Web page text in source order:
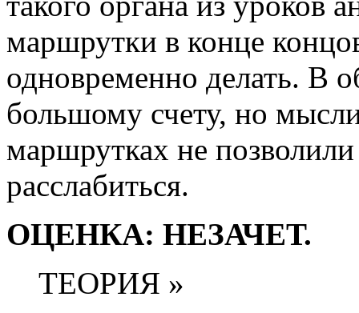
маршрутки в конце
одновременно делать. В
большому счету, но
маршрутках не
расслабиться.
ОЦЕНКА: НЕЗАЧЕТ.
ТЕОРИЯ »